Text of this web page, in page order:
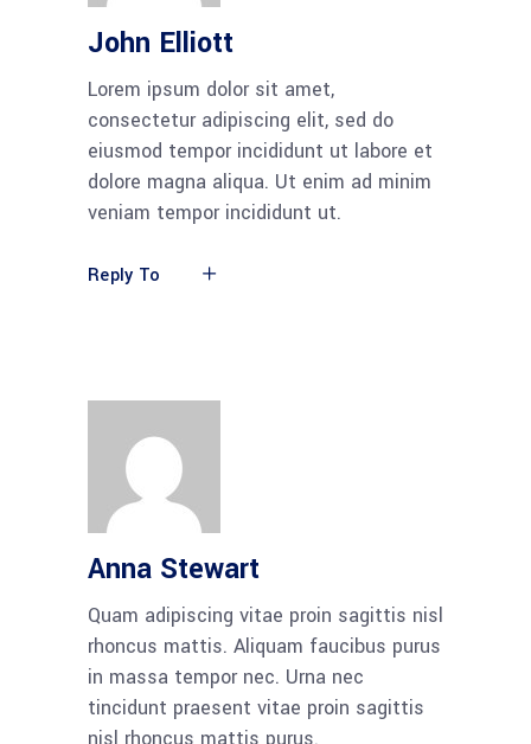
John Elliott
Lorem ipsum dolor sit amet,
consectetur adipiscing elit, sed do
eiusmod tempor incididunt ut labore et
dolore magna aliqua. Ut enim ad minim
veniam tempor incididunt ut.
Reply To
Anna Stewart
Quam adipiscing vitae proin sagittis nisl
rhoncus mattis. Aliquam faucibus purus
in massa tempor nec. Urna nec
tincidunt praesent vitae proin sagittis